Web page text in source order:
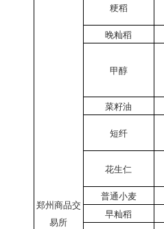
郑州商品交
易所
粳稻
晚籼稻
甲醇
菜籽油
短纤
花生仁
普通小麦
早籼稻